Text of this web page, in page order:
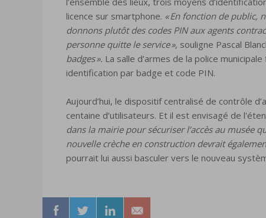
licence sur smartphone. « En fonction de public,
donnons plutôt des codes PIN aux agents
personne quitte le service », souligne Pascal
badges ». La salle d’armes de la police
identification par badge et code PIN.
Aujourd’hui, le dispositif centralisé de contrôle
centaine d’utilisateurs. Et il est envisagé de
dans la mairie pour sécuriser l’accès au musée
nouvelle crèche en construction devrait
pourrait lui aussi basculer vers le nouveau